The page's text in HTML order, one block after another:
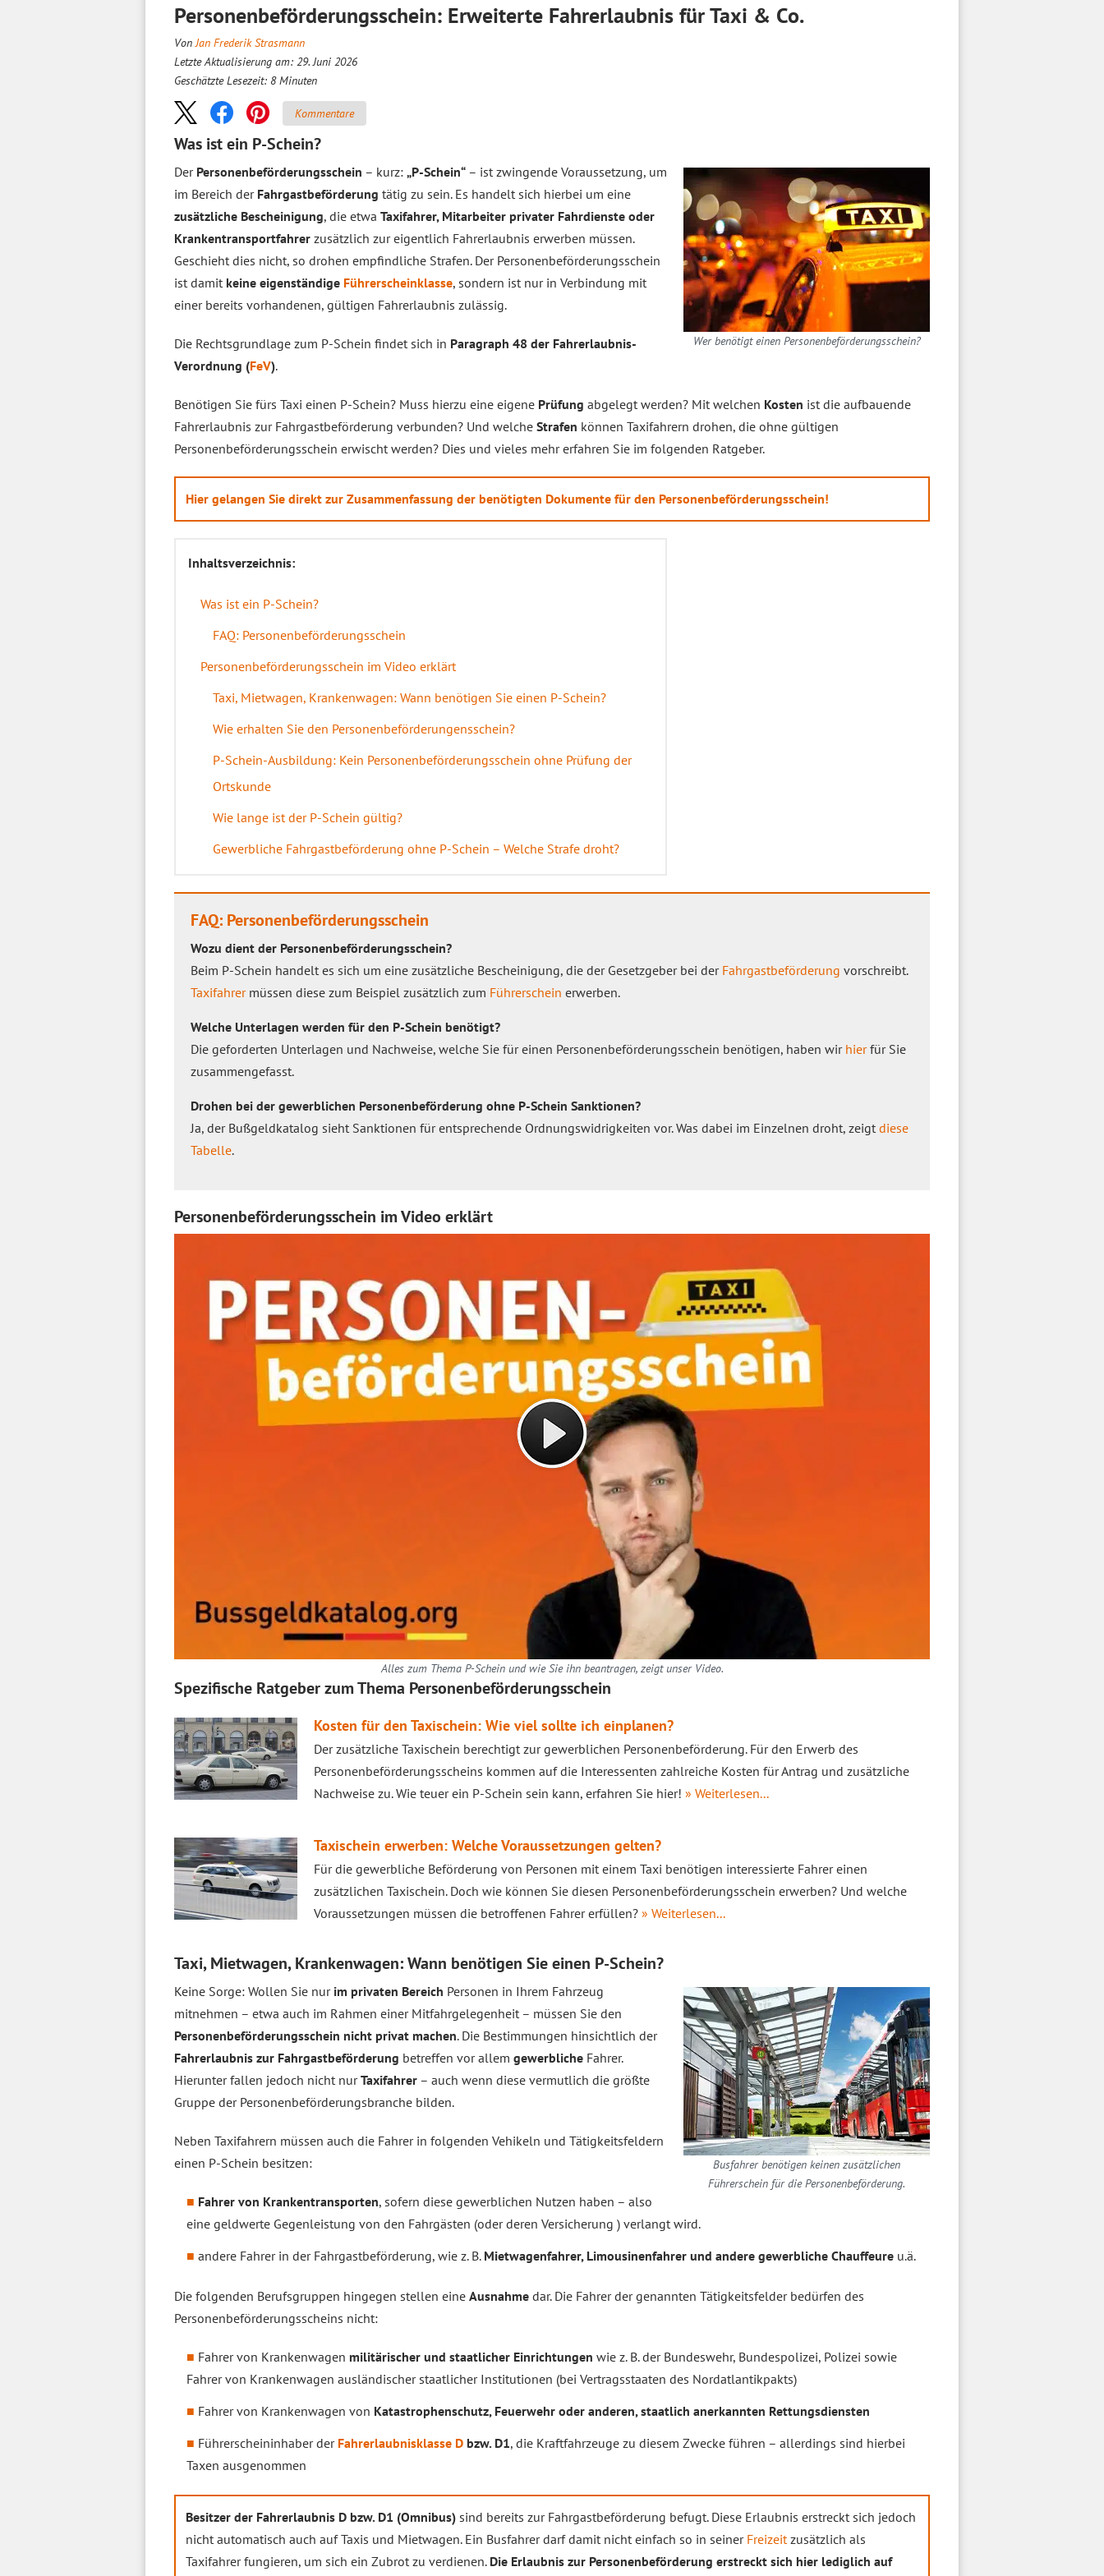
Personenbeförderungsschein: Erweiterte Fahrerlaubnis für Taxi & Co.
VonJan Frederik Strasmann
Letzte Aktualisierung am: 29. Juni 2026
Geschätzte Lesezeit: 8 Minuten
Kommentare
Was ist ein P-Schein?
Wer benötigt einen Personenbeförderungsschein?
Der Personenbeförderungsschein – kurz: „P-Schein“ – ist zwingende Voraussetzung, um
im Bereich der Fahrgastbeförderung tätig zu sein. Es handelt sich hierbei um eine
zusätzliche Bescheinigung, die etwa Taxifahrer, Mitarbeiter privater Fahrdienste oder
Krankentransportfahrer zusätzlich zur eigentlich Fahrerlaubnis erwerben müssen.
Geschieht dies nicht, so drohen empfindliche Strafen. Der Personenbeförderungsschein
ist damit keine eigenständige Führerscheinklasse, sondern ist nur in Verbindung mit
einer bereits vorhandenen, gültigen Fahrerlaubnis zulässig.
Die Rechtsgrundlage zum P-Schein findet sich in Paragraph 48 der Fahrerlaubnis-
Verordnung (FeV).
Benötigen Sie fürs Taxi einen P-Schein? Muss hierzu eine eigene Prüfung abgelegt werden? Mit welchen Kosten ist die aufbauende
Fahrerlaubnis zur Fahrgastbeförderung verbunden? Und welche Strafen können Taxifahrern drohen, die ohne gültigen
Personenbeförderungsschein erwischt werden? Dies und vieles mehr erfahren Sie im folgenden Ratgeber.
Hier gelangen Sie direkt zur Zusammenfassung der benötigten Dokumente für den Personenbeförderungsschein!
Inhaltsverzeichnis:
Was ist ein P-Schein?
FAQ: Personenbeförderungsschein
Personenbeförderungsschein im Video erklärt
Taxi, Mietwagen, Krankenwagen: Wann benötigen Sie einen P-Schein?
Wie erhalten Sie den Personenbeförderungensschein?
P-Schein-Ausbildung: Kein Personenbeförderungsschein ohne Prüfung der
Ortskunde
Wie lange ist der P-Schein gültig?
Gewerbliche Fahrgastbeförderung ohne P-Schein – Welche Strafe droht?
FAQ: Personenbeförderungsschein
Wozu dient der Personenbeförderungsschein?
Beim P-Schein handelt es sich um eine zusätzliche Bescheinigung, die der Gesetzgeber bei der Fahrgastbeförderung vorschreibt.
Taxifahrermüssen diese zum Beispiel zusätzlich zum Führerschein erwerben.
Welche Unterlagen werden für den P-Schein benötigt?
Die geforderten Unterlagen und Nachweise, welche Sie für einen Personenbeförderungsschein benötigen, haben wir hierfür Sie
zusammengefasst.
Drohen bei der gewerblichen Personenbeförderung ohne P-Schein Sanktionen?
Ja, der Bußgeldkatalog sieht Sanktionen für entsprechende Ordnungswidrigkeiten vor. Was dabei im Einzelnen droht, zeigt diese
Tabelle.
Personenbeförderungsschein im Video erklärt
Alles zum Thema P-Schein und wie Sie ihn beantragen, zeigt unser Video.
Spezifische Ratgeber zum Thema Personenbeförderungsschein
Kosten für den Taxischein: Wie viel sollte ich einplanen?
Der zusätzliche Taxischein berechtigt zur gewerblichen Personenbeförderung. Für den Erwerb des
Personenbeförderungsscheins kommen auf die Interessenten zahlreiche Kosten für Antrag und zusätzliche
Nachweise zu. Wie teuer ein P-Schein sein kann, erfahren Sie hier! » Weiterlesen...
Taxischein erwerben: Welche Voraussetzungen gelten?
Für die gewerbliche Beförderung von Personen mit einem Taxi benötigen interessierte Fahrer einen
zusätzlichen Taxischein. Doch wie können Sie diesen Personenbeförderungsschein erwerben? Und welche
Voraussetzungen müssen die betroffenen Fahrer erfüllen? » Weiterlesen...
Taxi, Mietwagen, Krankenwagen: Wann benötigen Sie einen P-Schein?
Busfahrer benötigen keinen zusätzlichen
Führerschein für die Personenbeförderung.
Keine Sorge: Wollen Sie nur im privaten Bereich Personen in Ihrem Fahrzeug
mitnehmen – etwa auch im Rahmen einer Mitfahrgelegenheit – müssen Sie den
Personenbeförderungsschein nicht privat machen. Die Bestimmungen hinsichtlich der
Fahrerlaubnis zur Fahrgastbeförderung betreffen vor allem gewerbliche Fahrer.
Hierunter fallen jedoch nicht nurTaxifahrer – auch wenn diese vermutlich die größte
Gruppe der Personenbeförderungsbranche bilden.
Neben Taxifahrern müssen auch die Fahrer in folgenden Vehikeln und Tätigkeitsfeldern
einen P-Schein besitzen:
Fahrer von Krankentransporten, sofern diese gewerblichen Nutzen haben – also
eine geldwerte Gegenleistung von den Fahrgästen (oder deren Versicherung ) verlangt wird.
andere Fahrer in der Fahrgastbeförderung, wie z. B. Mietwagenfahrer, Limousinenfahrer und andere gewerbliche Chauffeure u.ä.
Die folgenden Berufsgruppen hingegen stellen eine Ausnahme dar. Die Fahrer der genannten Tätigkeitsfelder bedürfen des
Personenbeförderungsscheins nicht:
Fahrer von Krankenwagen militärischer und staatlicher Einrichtungen wie z. B. der Bundeswehr, Bundespolizei, Polizei sowie
Fahrer von Krankenwagen ausländischer staatlicher Institutionen (bei Vertragsstaaten des Nordatlantikpakts)
Fahrer von Krankenwagen von Katastrophenschutz, Feuerwehr oder anderen, staatlich anerkannten Rettungsdiensten
Führerscheininhaber der Fahrerlaubnisklasse D bzw. D1, die Kraftfahrzeuge zu diesem Zwecke führen – allerdings sind hierbei
Taxen ausgenommen
Besitzer der Fahrerlaubnis D bzw. D1 (Omnibus) sind bereits zur Fahrgastbeförderung befugt. Diese Erlaubnis erstreckt sich jedoch
nicht automatisch auch auf Taxis und Mietwagen. Ein Busfahrer darf damit nicht einfach so in seiner Freizeitzusätzlich als
Taxifahrer fungieren, um sich ein Zubrot zu verdienen. Die Erlaubnis zur Personenbeförderung erstreckt sich hier lediglich auf